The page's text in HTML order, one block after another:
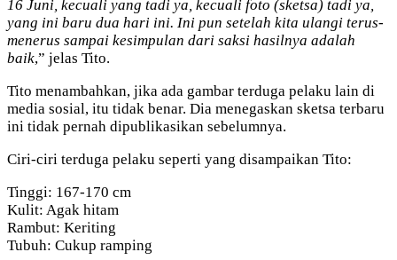
16 Juni, kecuali yang tadi ya, kecuali foto (sketsa) tadi ya,
yang ini baru dua hari ini. Ini pun setelah kita ulangi terus-
menerus sampai kesimpulan dari saksi hasilnya adalah
baik,” jelas Tito.
Tito menambahkan, jika ada gambar terduga pelaku lain di
media sosial, itu tidak benar. Dia menegaskan sketsa terbaru
ini tidak pernah dipublikasikan sebelumnya.
Ciri-ciri terduga pelaku seperti yang disampaikan Tito:
Tinggi: 167-170 cm
Kulit: Agak hitam
Rambut: Keriting
Tubuh: Cukup ramping